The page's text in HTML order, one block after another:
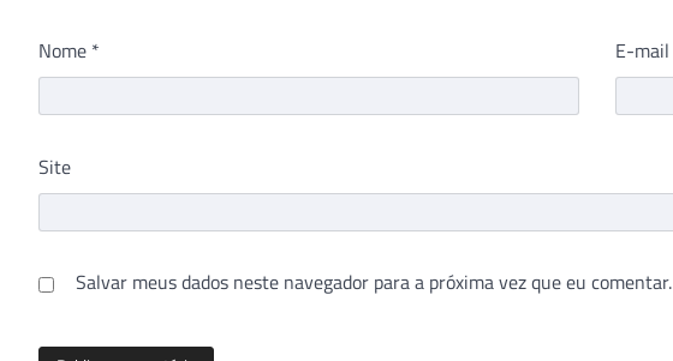
Nome * E-mail
Site
Salvar meus dados neste navegador para a próxima vez que eu comentar.